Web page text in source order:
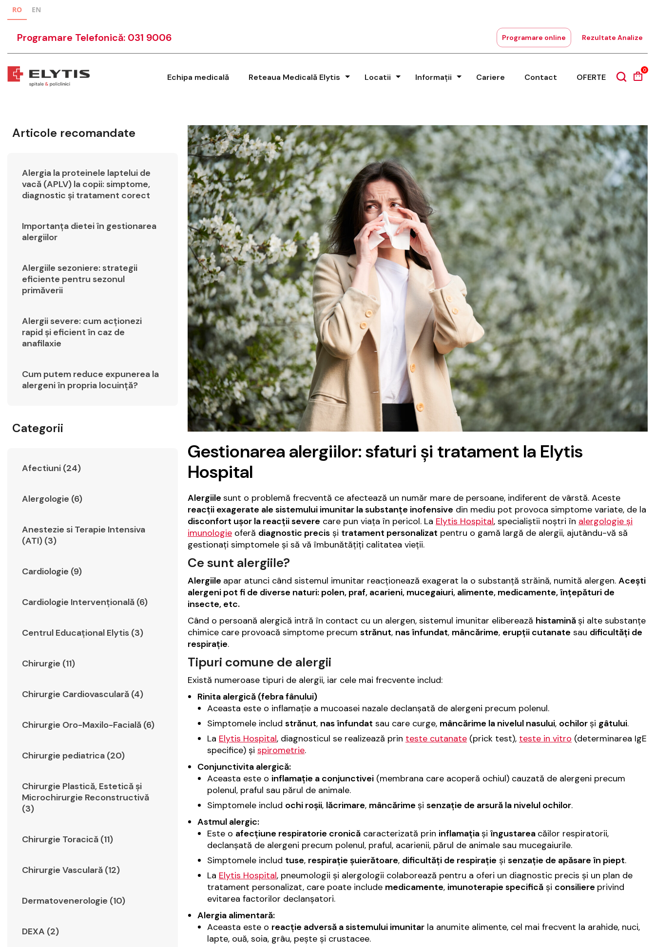
RO EN
Programare Telefonică: 031 9006 Programare online Rezultate Analize
Echipa medicală Reteaua Medicală Elytis Locatii Informații Cariere Contact OFERTE
0
Articole recomandate
Alergia la proteinele laptelui de
vacă (APLV) la copii: simptome,
diagnostic și tratament corect
Importanța dietei în gestionarea
alergiilor
Alergiile sezoniere: strategii
eficiente pentru sezonul
primăverii
Alergii severe: cum acționezi
rapid și eficient în caz de
anafilaxie
Cum putem reduce expunerea la
alergeni în propria locuință?
Categorii
Afectiuni (24)
Alergologie (6)
Anestezie si Terapie Intensiva
(ATI) (3)
Cardiologie (9)
Cardiologie Intervențională (6)
Centrul Educațional Elytis (3)
Chirurgie (11)
Chirurgie Cardiovasculară (4)
Chirurgie Oro-Maxilo-Facială (6)
Chirurgie pediatrica (20)
Chirurgie Plastică, Estetică şi
Microchirurgie Reconstructivă
(3)
Chirurgie Toracică (11)
Chirurgie Vasculară (12)
Dermatovenerologie (10)
DEXA (2)
Gestionarea alergiilor: sfaturi și tratament la Elytis
Hospital
Alergiile sunt o problemă frecventă ce afectează un număr mare de persoane, indiferent de vârstă. Aceste
reacții exagerate ale sistemului imunitar la substanțe inofensive din mediu pot provoca simptome variate, de la
disconfort ușor la reacții severe care pun viața în pericol. La Elytis Hospital, specialiștii noștri în alergologie și
imunologie oferă diagnostic precis și tratament personalizat pentru o gamă largă de alergii, ajutându-vă să
gestionați simptomele și să vă îmbunătățiți calitatea vieții.
Ce sunt alergiile?
Alergiile apar atunci când sistemul imunitar reacționează exagerat la o substanță străină, numită alergen. Acești
alergeni pot fi de diverse naturi: polen, praf, acarieni, mucegaiuri, alimente, medicamente, înțepături de
insecte, etc.
Când o persoană alergică intră în contact cu un alergen, sistemul imunitar eliberează histaminăși alte substanțe
chimice care provoacă simptome precum strănut, nas înfundat, mâncărime, erupții cutanate sau dificultăți de
respirație.
Tipuri comune de alergii
Există numeroase tipuri de alergii, iar cele mai frecvente includ:
Rinita alergică (febra fânului)
Aceasta este o inflamație a mucoasei nazale declanșată de alergeni precum polenul.
Simptomele includ strănut, nas înfundat sau care curge, mâncărime la nivelul nasului, ochilorși gâtului.
La Elytis Hospital, diagnosticul se realizează prin teste cutanate (prick test), teste in vitro (determinarea IgE
specifice) și spirometrie.
Conjunctivita alergică:
Aceasta este o inflamație a conjunctivei (membrana care acoperă ochiul) cauzată de alergeni precum
polenul, praful sau părul de animale.
Simptomele includ ochi roșii, lăcrimare, mâncărime și senzație de arsură la nivelul ochilor.
Astmul alergic:
Este o afecțiune respiratorie cronică caracterizată prin inflamațiași îngustarea căilor respiratorii,
declanșată de alergeni precum polenul, praful, acarienii, părul de animale sau mucegaiurile.
Simptomele includ tuse, respirație șuierătoare, dificultăți de respirație și senzație de apăsare în piept.
La Elytis Hospital, pneumologii și alergologii colaborează pentru a oferi un diagnostic precis și un plan de
tratament personalizat, care poate include medicamente, imunoterapie specifică și consiliere privind
evitarea factorilor declanșatori.
Alergia alimentară:
Aceasta este o reacție adversă a sistemului imunitar la anumite alimente, cel mai frecvent la arahide, nuci,
lapte, ouă, soia, grâu, pește și crustacee.